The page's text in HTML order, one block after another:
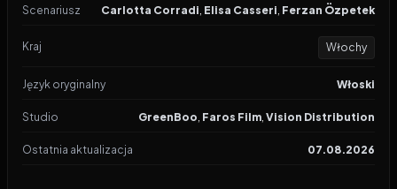
Scenariusz Carlotta Corradi, Elisa Casseri, Ferzan Özpetek
Kraj Włochy
Język oryginalny Włoski
Studio GreenBoo, Faros Film, Vision Distribution
Ostatnia aktualizacja 07.08.2026